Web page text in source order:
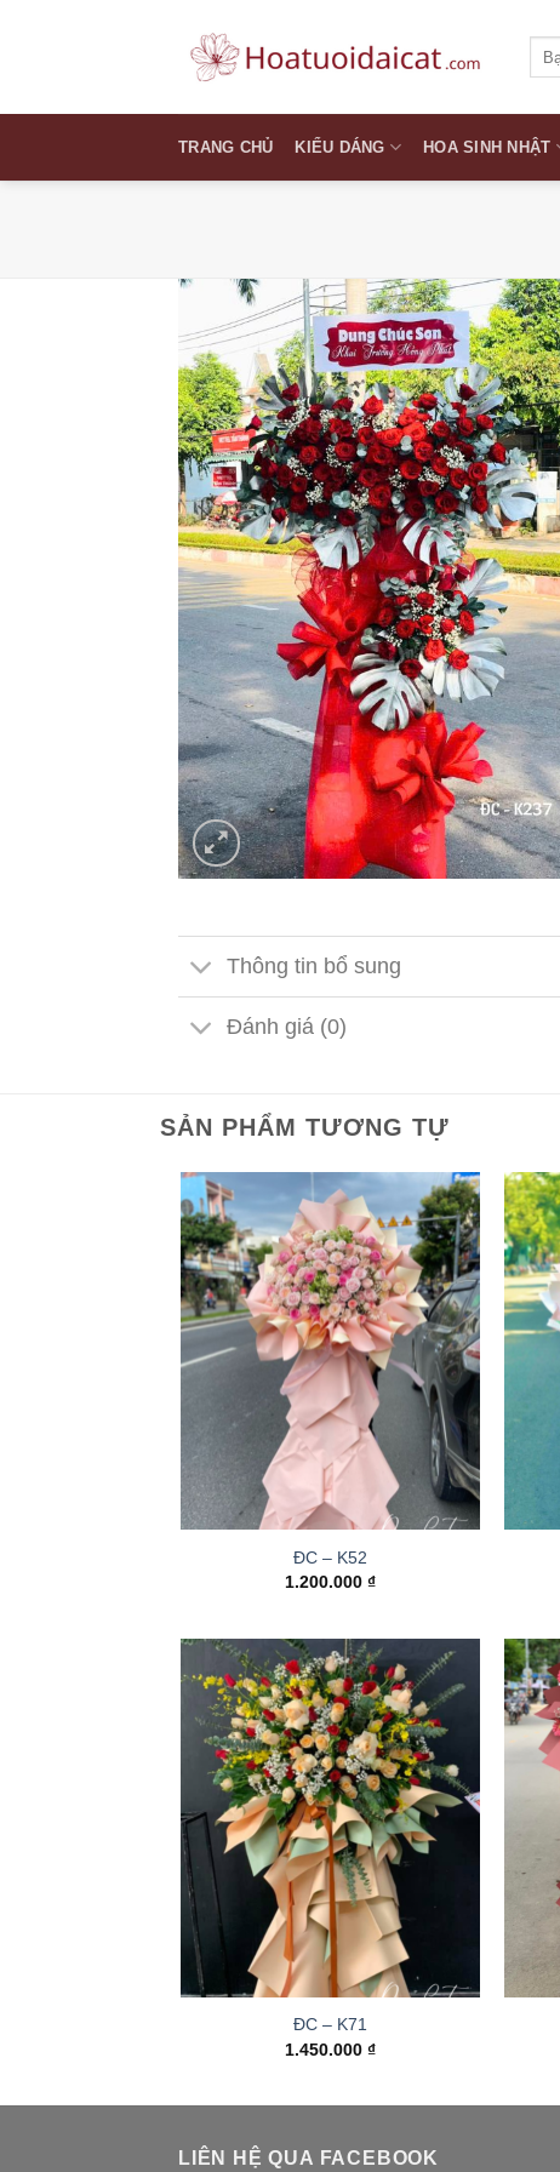
kiếm:
TRANG CHỦ KIỂU DÁNG HOA SINH NHẬT
Thông tin bổ sung
Đánh giá (0)
SẢN PHẨM TƯƠNG TỰ
ĐC – K52
1.200.000₫
ĐC – K71
1.450.000₫
LIÊN HỆ QUA FACEBOOK